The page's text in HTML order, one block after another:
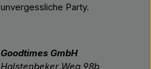
unvergessliche Party.
Goodtimes GmbH
Halstenbeker Weg 98b